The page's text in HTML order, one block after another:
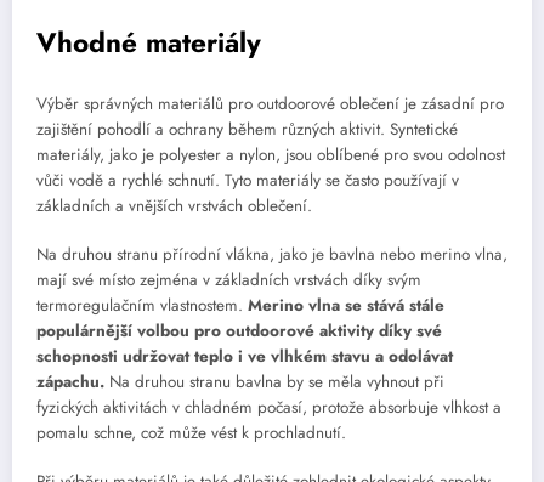
Vhodné materiály
Výběr správných materiálů pro outdoorové oblečení je zásadní pro
zajištění pohodlí a ochrany během různých aktivit. Syntetické
materiály, jako je polyester a nylon, jsou oblíbené pro svou odolnost
vůči vodě a rychlé schnutí. Tyto materiály se často používají v
základních a vnějších vrstvách oblečení.
Na druhou stranu přírodní vlákna, jako je bavlna nebo merino vlna,
mají své místo zejména v základních vrstvách díky svým
termoregulačním vlastnostem. Merino vlna se stává stále
populárnější volbou pro outdoorové aktivity díky své
schopnosti udržovat teplo i ve vlhkém stavu a odolávat
zápachu. Na druhou stranu bavlna by se měla vyhnout při
fyzických aktivitách v chladném počasí, protože absorbuje vlhkost a
pomalu schne, což může vést k prochladnutí.